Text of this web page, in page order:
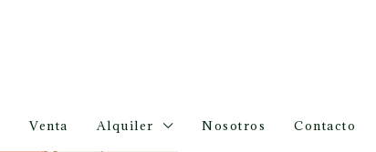
Venta Alquiler Nosotros Contacto